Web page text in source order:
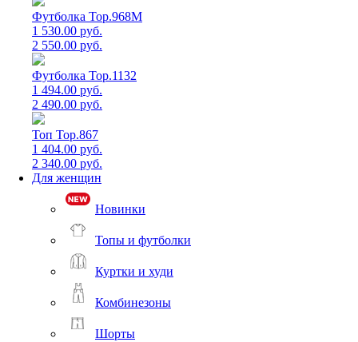
Футболка Top.968M
1 530.00 руб.
2 550.00 руб.
Футболка Top.1132
1 494.00 руб.
2 490.00 руб.
Топ Top.867
1 404.00 руб.
2 340.00 руб.
Для женщин
Новинки
Топы и футболки
Куртки и худи
Комбинезоны
Шорты